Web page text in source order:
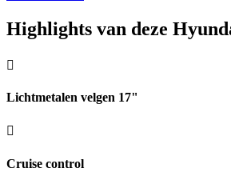
Highlights van deze
Lichtmetalen velgen 17"
Cruise control